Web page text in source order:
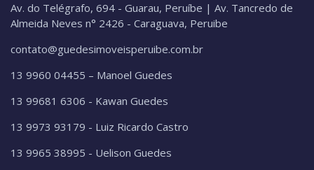
Av. do Telégrafo, 694 - Guarau, Peruíbe | Av. Tancredo de
Almeida Neves n° 2426 - Caraguava, Peruibe
contato@guedesimoveisperuibe.com.br
13 9960 04455 – Manoel Guedes
13 99681 6306 - Kawan Guedes
13 9973 93179 - Luiz Ricardo Castro
13 9965 38995 - Uelison Guedes